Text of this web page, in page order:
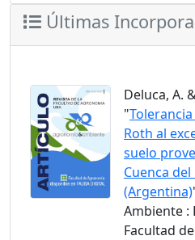
Últimas
Deluca, A.
"
Roth al
suelo
Cuenca del
(Argentina)
Ambiente :
Facultad